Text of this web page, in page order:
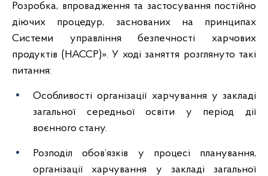
Розробка, впровадження та застосування постійно
діючих процедур, заснованих на принципах
Системи управління безпечності харчових
продуктів (НАССР)». У ході заняття розглянуто такі
питання:
Особливості організації харчування у закладі
загальної середньої освіти у період дії
воєнного стану.
Розподіл обов’язків у процесі планування,
організації харчування у закладі загальної